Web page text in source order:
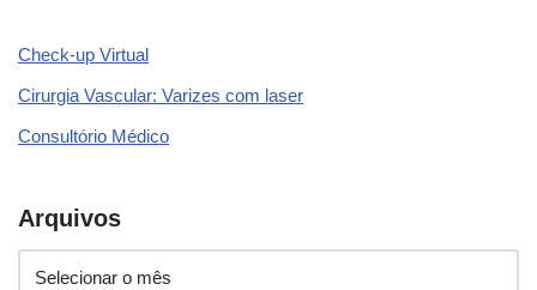
Check-up Virtual
Cirurgia Vascular: Varizes com laser
Consultório Médico
Arquivos